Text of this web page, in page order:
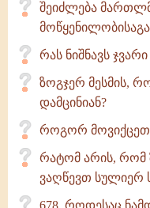
შეიძლება
რას ნიშნავს
ზოგჯერ მესმის,
დამცინიან?
როგორ
რატომ არის,
ვაღწევთ სულიერ
678. როდესაც